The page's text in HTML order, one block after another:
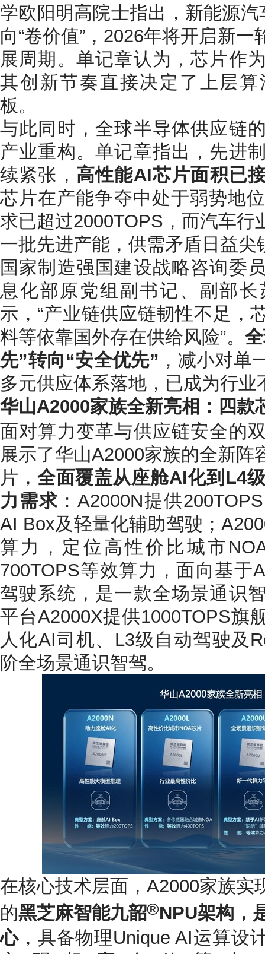
学欧阳明高院士指出，新能源汽
向“卷价值”，2026年将开启新
展周期。单记章认为，芯片作
其创新节奏直接决定了上层
板。
与此同时，全球半导体供应链
产业重构。单记章指出，先进
续紧张， 高性能AI芯片面积已
芯片在产能争夺中处于弱势地
求已超过2000TOPS，而汽车行
一批先进产能，供需矛盾日益尖
国家制造强国建设战略咨询委
息化部原党组副书记、副部
示，“产业链供应链韧性不足，
料等依靠国外存在供给风险”。
先”转向“安全优先” ，减小对单
多元供应体系落地，已成为行业
华山A2000家族全新亮相：四款
面对算力变革与供应链安全的
展示了华山A2000家族的全新阵
片，全面覆盖从座舱AI化到L4
力需求 ：A2000N提供
AI Box及轻量化辅助驾驶；
算力，定位高性价比城市
700TOPS等效算力，面向基于
驾驶系统，是一款全场景通识
平台A2000X提供1000TOPS旗
人化AI司机、L3级自动驾驶及
阶全场景通识智驾。
在核心技术层面，A2000家族实
的黑芝麻智能九韶®NPU架构，
心，具备物理Unique AI运算设